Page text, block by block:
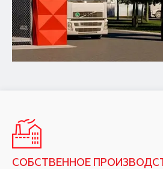
СОБСТВЕННОЕ